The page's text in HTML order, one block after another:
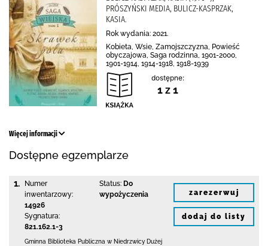
PRÓSZYŃSKI MEDIA, BULICZ-KASPRZAK,
KASIA.
Rok wydania: 2021.
Kobieta, Wsie, Zamojszczyzna, Powieść
obyczajowa, Saga rodzinna, 1901-2000,
1901-1914, 1914-1918, 1918-1939
dostępne:
1 z 1
Więcej informacji
Dostępne egzemplarze
1.
Numer
inwentarzowy:
14926
Sygnatura:
821.162.1-3
Status: Do
wypożyczenia
Gminna Biblioteka Publiczna w Niedrzwicy Dużej
zarezerwuj
dodaj do listy